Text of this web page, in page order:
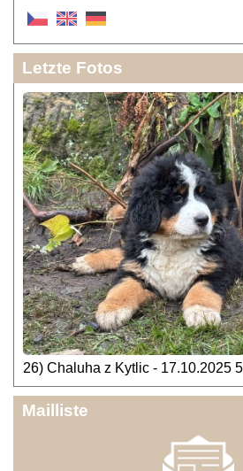
Letzte Fotos
26) Chaluha z Kytlic - 17.10.2025
Mailliste